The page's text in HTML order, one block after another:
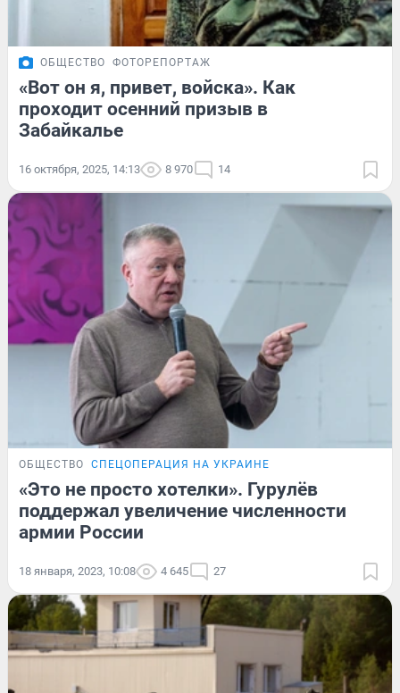
ОБЩЕСТВО ФОТОРЕПОРТАЖ
«Вот он я, привет, войска». Как
проходит осенний призыв в
Забайкалье
16 октября, 2025, 14:13 8 970 14
ОБЩЕСТВО СПЕЦОПЕРАЦИЯ НА УКРАИНЕ
«Это не просто хотелки». Гурулёв
поддержал увеличение численности
армии России
18 января, 2023, 10:08 4 645 27